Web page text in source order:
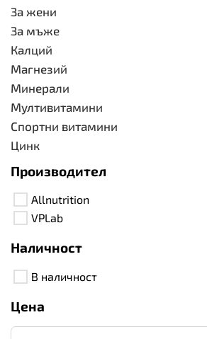
За жени
За мъже
Калций
Магнезий
Минерали
Мултивитамини
Спортни витамини
Цинк
Производител
Allnutrition
VPLab
Наличност
В наличност
Цена